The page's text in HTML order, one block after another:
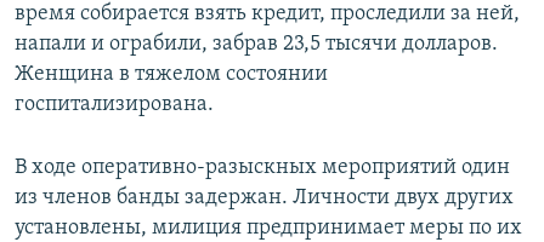
время собирается взять кредит, проследили за ней,
напали и ограбили, забрав 23,5 тысячи долларов.
Женщина в тяжелом состоянии
госпитализирована.
В ходе оперативно-разыскных мероприятий один
из членов банды задержан. Личности двух других
установлены, милиция предпринимает меры по их